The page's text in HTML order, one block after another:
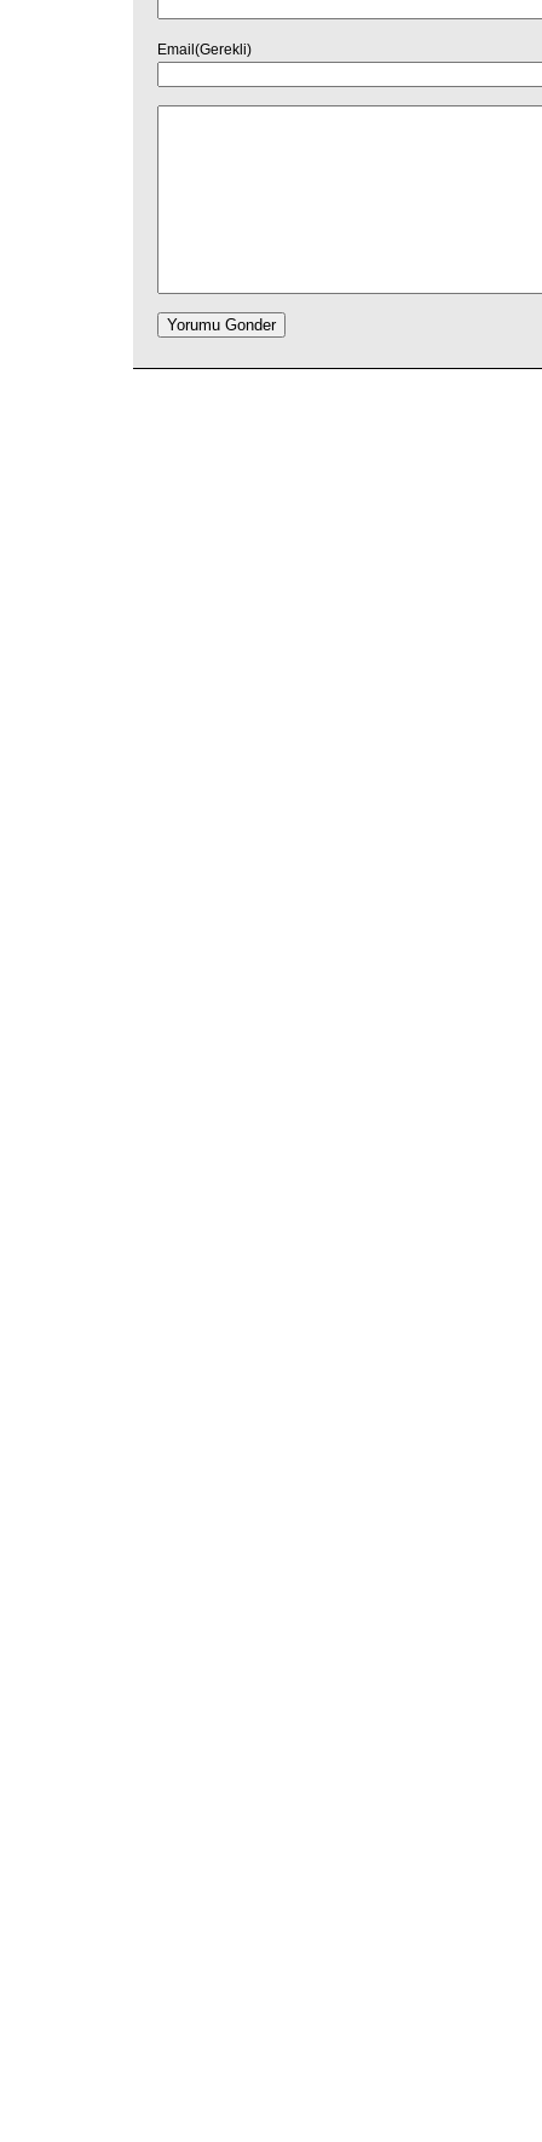
Email(Gerekli)